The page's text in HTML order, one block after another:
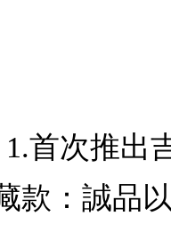
首次推出
：誠品